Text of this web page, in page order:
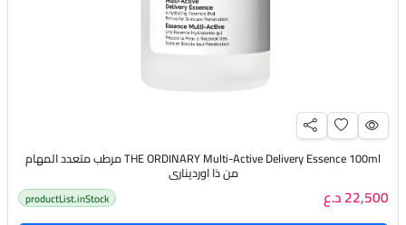
THE ORDINARY Multi-Active Delivery Essence 100ml مرطب متعدد المهام
من ذا اورديناري
22,500 د.ع productList.inStock